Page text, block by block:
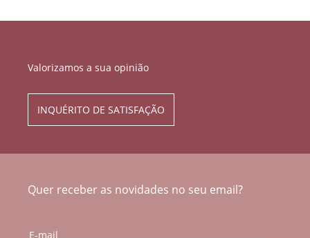
Valorizamos a sua opinião
INQUÉRITO DE SATISFAÇÃO
Quer receber as novidades no seu email?